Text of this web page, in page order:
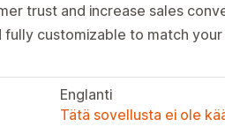
trust and increase sales
fully customizable to match your
Englanti
Tätä sovellusta ei ole